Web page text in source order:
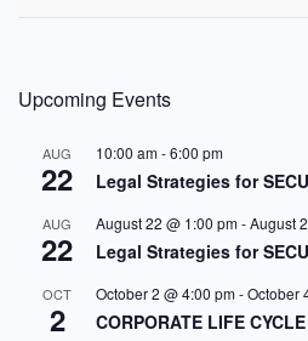
Upcoming Events
AUG
22
10:00 am-6:00 pm
Legal Strategies for
AUG
22
August 22 @ 1:00 pm-August
Legal Strategies for
OCT
2
October 2 @ 4:00 pm-October
CORPORATE LIFE